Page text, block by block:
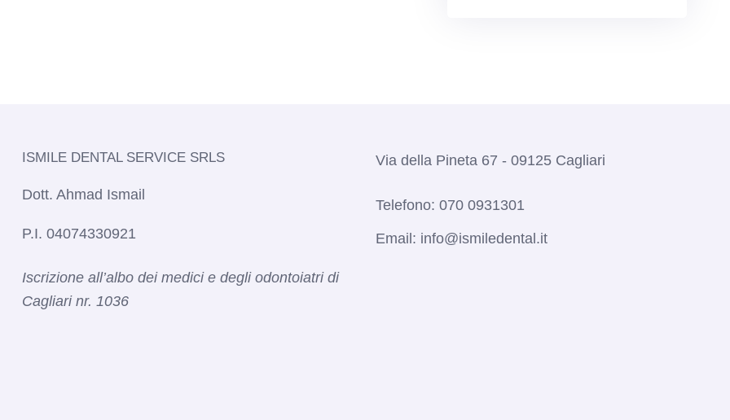
ISMILE DENTAL SERVICE SRLS​
Dott. Ahmad Ismail
P.I. 04074330921
Iscrizione all’albo dei medici e degli odontoiatri di
Cagliari nr. 1036​
Via della Pineta 67 - 09125 Cagliari
Telefono: 070 0931301
Email: info@ismiledental.it